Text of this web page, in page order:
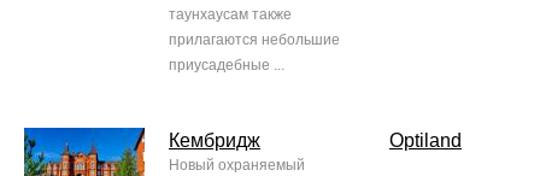
таунхаусам также
прилагаются небольшие
приусадебные ...
Кембридж
Новый охраняемый
Optiland